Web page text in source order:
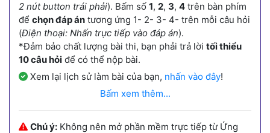
2 nút button trái phải). Bấm số 1, 2, 3, 4 trên bàn phím
để chọn đáp án tương ứng 1- 2- 3- 4- trên mỗi câu hỏi
(Điện thoại: Nhấn trực tiếp vào đáp án).
*Đảm bảo chất lượng bài thi, bạn phải trả lời tối thiểu
10 câu hỏi để có thể nộp bài.
Xem lại lịch sử làm bài của bạn, nhấn vào đây!
Bấm xem thêm...
Chú ý: Không nên mở phần mềm trực tiếp từ Ứng